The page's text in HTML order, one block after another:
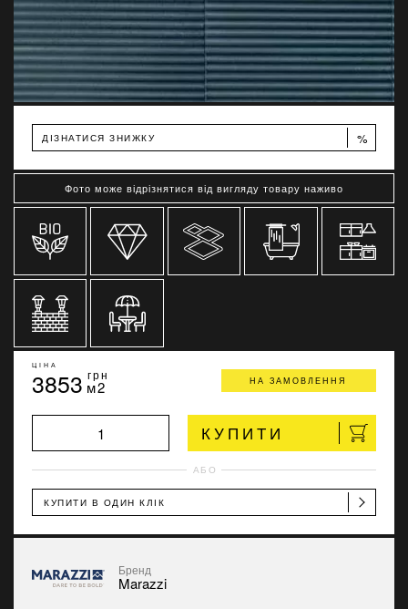
ДІЗНАТИСЯ ЗНИЖКУ %
Фото може відрізнятися від вигляду товару наживо
ЦІНА
3853 грн
м2 НА ЗАМОВЛЕННЯ
КУПИТИ
АБО
КУПИТИ В ОДИН КЛІК
Бренд
Marazzi